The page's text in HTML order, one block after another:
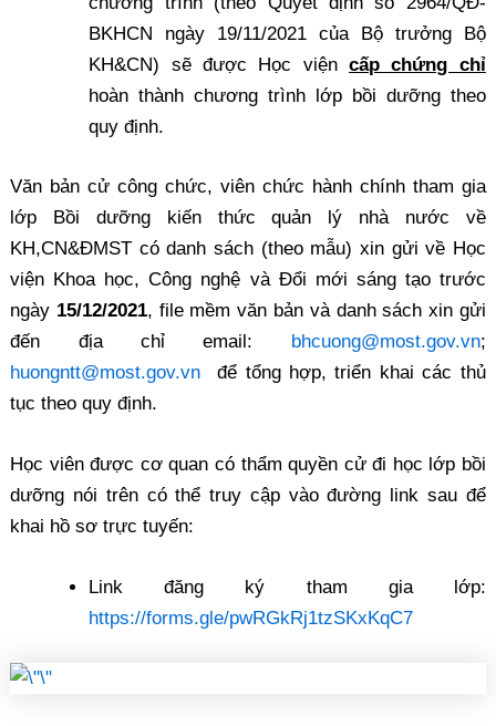
BKHCN ngày 19/11/2021 của Bộ trưởng Bộ
KH&CN) sẽ được Học việncấp chứng chỉ
hoàn thành chương trình lớp bồi dưỡng theo
quy định.
Văn bản cử công chức, viên chức hành chính tham gia
lớp Bồi dưỡng kiến thức quản lý nhà nước về
KH,CN&ĐMST có danh sách (theo mẫu) xin gửi về Học
viện Khoa học, Công nghệ và Đổi mới sáng tạo trước
ngày 15/12/2021, file mềm văn bản và danh sách xin gửi
đến địa chỉ email: bhcuong@most.gov.vn;
huongntt@most.gov.vn để tổng hợp, triển khai các thủ
tục theo quy định.
Học viên được cơ quan có thẩm quyền cử đi học lớp bồi
dưỡng nói trên có thể truy cập vào đường link sau để
khai hồ sơ trực tuyến:
Link đăng ký tham gia lớp:
https://forms.gle/pwRGkRj1tzSKxKqC7